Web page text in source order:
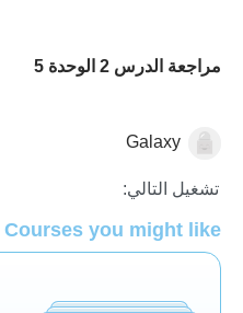
مراجعة الدرس 2 الوحدة 5
المدرسة/الفصل
Galaxy
تشغيل التالي:
Courses you might like